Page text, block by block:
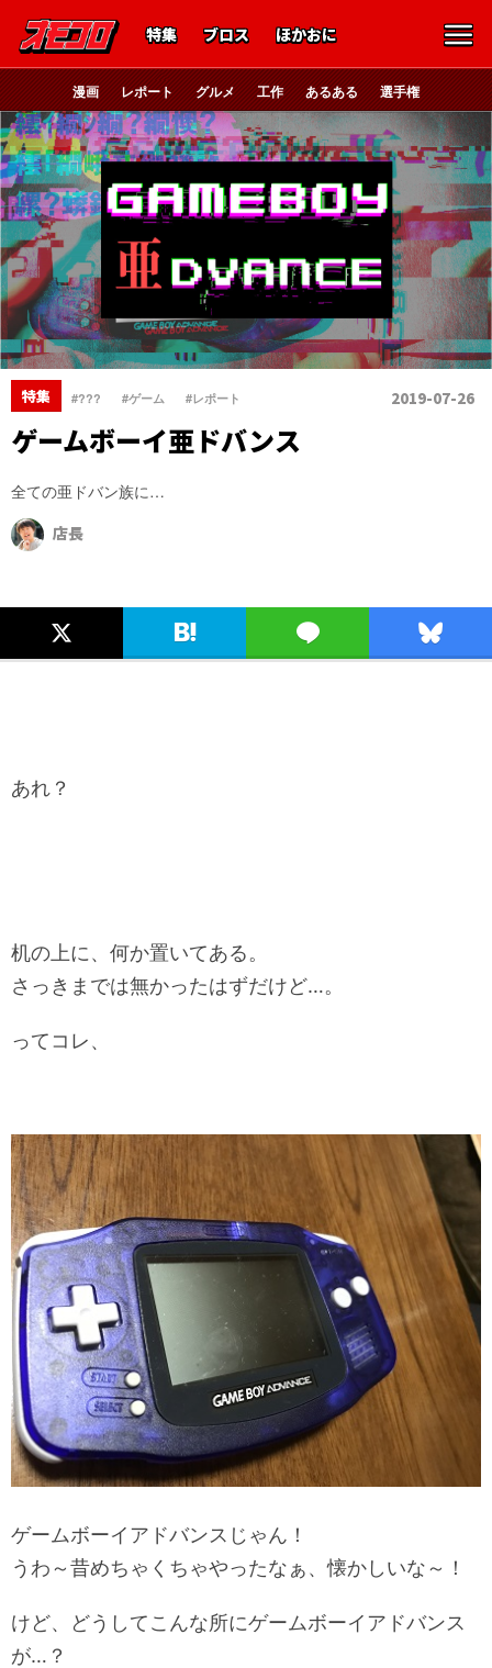
特集 ブロス ほかおに
漫画 レポート グルメ 工作 あるある 選手権
特集 #??? #ゲーム #レポート 2019-07-26
ゲームボーイ亜ドバンス
全ての亜ドバン族に…
店長
あれ？
机の上に、何か置いてある。
さっきまでは無かったはずだけど…。
ってコレ、
ゲームボーイアドバンスじゃん！
うわ～昔めちゃくちゃやったなぁ、懐かしいな～！
けど、どうしてこんな所にゲームボーイアドバンス
が…？